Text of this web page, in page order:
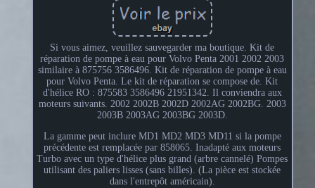
Si vous aimez, veuillez sauvegarder ma boutique. Kit de
réparation de pompe à eau pour Volvo Penta 2001 2002 2003
similaire à 875756 3586496. Kit de réparation de pompe à eau
pour Volvo Penta. Le kit de réparation se compose de. Kit
d'hélice RO : 875583 3586496 21951342. Il conviendra aux
moteurs suivants. 2002 2002B 2002D 2002AG 2002BG. 2003
2003B 2003AG 2003BG 2003D.
La gamme peut inclure MD1 MD2 MD3 MD11 si la pompe
précédente est remplacée par 858065. Inadapté aux moteurs
Turbo avec un type d'hélice plus grand (arbre cannelé) Pompes
utilisant des paliers lisses (sans billes). (La pièce est stockée
dans l'entrepôt américain).